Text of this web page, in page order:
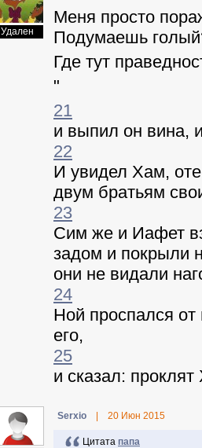
Удален
Меня просто
Подумаешь
Где тут
"
21
и выпил он вина,
22
И увидел Хам,
двум братьям
23
Сим же и Иафет
задом и покрыли
они не видали
24
Ной проспался
его,
25
и сказал:
Serxio 20 Июн 2015
Цитата папа